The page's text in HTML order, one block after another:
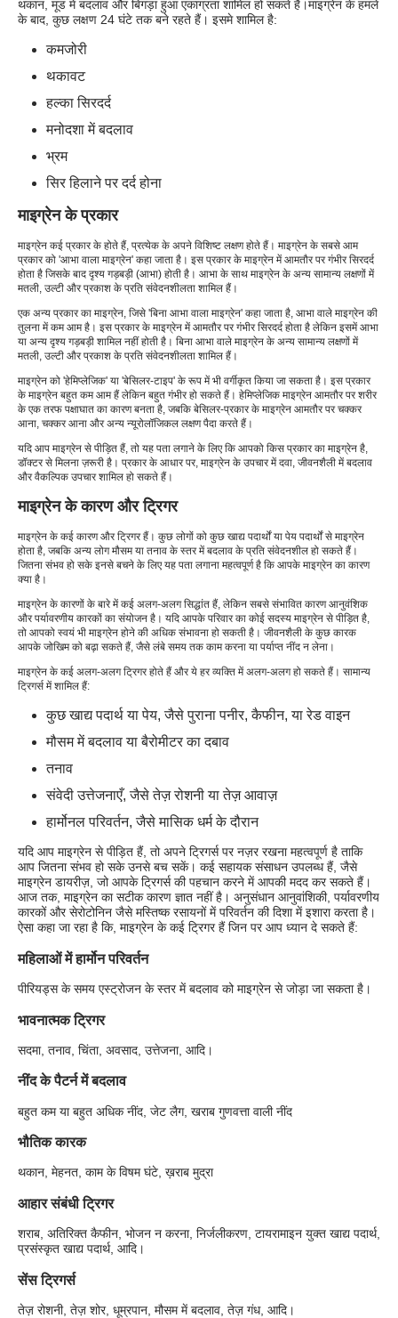
थकान, मूड में बदलाव और बिगड़ा हुआ एकाग्रता शामिल हो सकते हैं।माइग्रेन के हमले
के बाद, कुछ लक्षण 24 घंटे तक बने रहते हैं। इसमे शामिल है:
कमजोरी
थकावट
हल्का सिरदर्द
मनोदशा में बदलाव
भ्रम
सिर हिलाने पर दर्द होना
माइग्रेन के प्रकार
माइग्रेन कई प्रकार के होते हैं, प्रत्येक के अपने विशिष्ट लक्षण होते हैं। माइग्रेन के सबसे आम
प्रकार को 'आभा वाला माइग्रेन' कहा जाता है। इस प्रकार के माइग्रेन में आमतौर पर गंभीर सिरदर्द
होता है जिसके बाद दृश्य गड़बड़ी (आभा) होती है। आभा के साथ माइग्रेन के अन्य सामान्य लक्षणों में
मतली, उल्टी और प्रकाश के प्रति संवेदनशीलता शामिल हैं।
एक अन्य प्रकार का माइग्रेन, जिसे 'बिना आभा वाला माइग्रेन' कहा जाता है, आभा वाले माइग्रेन की
तुलना में कम आम है। इस प्रकार के माइग्रेन में आमतौर पर गंभीर सिरदर्द होता है लेकिन इसमें आभा
या अन्य दृश्य गड़बड़ी शामिल नहीं होती है। बिना आभा वाले माइग्रेन के अन्य सामान्य लक्षणों में
मतली, उल्टी और प्रकाश के प्रति संवेदनशीलता शामिल हैं।
माइग्रेन को 'हेमिप्लेजिक' या 'बेसिलर-टाइप' के रूप में भी वर्गीकृत किया जा सकता है। इस प्रकार
के माइग्रेन बहुत कम आम हैं लेकिन बहुत गंभीर हो सकते हैं। हेमिप्लेजिक माइग्रेन आमतौर पर शरीर
के एक तरफ पक्षाघात का कारण बनता है, जबकि बेसिलर-प्रकार के माइग्रेन आमतौर पर चक्कर
आना, चक्कर आना और अन्य न्यूरोलॉजिकल लक्षण पैदा करते हैं।
यदि आप माइग्रेन से पीड़ित हैं, तो यह पता लगाने के लिए कि आपको किस प्रकार का माइग्रेन है,
डॉक्टर से मिलना ज़रूरी है। प्रकार के आधार पर, माइग्रेन के उपचार में दवा, जीवनशैली में बदलाव
और वैकल्पिक उपचार शामिल हो सकते हैं।
माइग्रेन के कारण और ट्रिगर
माइग्रेन के कई कारण और ट्रिगर हैं। कुछ लोगों को कुछ खाद्य पदार्थों या पेय पदार्थों से माइग्रेन
होता है, जबकि अन्य लोग मौसम या तनाव के स्तर में बदलाव के प्रति संवेदनशील हो सकते हैं।
जितना संभव हो सके इनसे बचने के लिए यह पता लगाना महत्वपूर्ण है कि आपके माइग्रेन का कारण
क्या है।
माइग्रेन के कारणों के बारे में कई अलग-अलग सिद्धांत हैं, लेकिन सबसे संभावित कारण आनुवंशिक
और पर्यावरणीय कारकों का संयोजन है। यदि आपके परिवार का कोई सदस्य माइग्रेन से पीड़ित है,
तो आपको स्वयं भी माइग्रेन होने की अधिक संभावना हो सकती है। जीवनशैली के कुछ कारक
आपके जोखिम को बढ़ा सकते हैं, जैसे लंबे समय तक काम करना या पर्याप्त नींद न लेना।
माइग्रेन के कई अलग-अलग ट्रिगर होते हैं और ये हर व्यक्ति में अलग-अलग हो सकते हैं। सामान्य
ट्रिगर्स में शामिल हैं:
कुछ खाद्य पदार्थ या पेय, जैसे पुराना पनीर, कैफीन, या रेड वाइन
मौसम में बदलाव या बैरोमीटर का दबाव
तनाव
संवेदी उत्तेजनाएँ, जैसे तेज़ रोशनी या तेज़ आवाज़
हार्मोनल परिवर्तन, जैसे मासिक धर्म के दौरान
यदि आप माइग्रेन से पीड़ित हैं, तो अपने ट्रिगर्स पर नज़र रखना महत्वपूर्ण है ताकि
आप जितना संभव हो सके उनसे बच सकें। कई सहायक संसाधन उपलब्ध हैं, जैसे
माइग्रेन डायरीज़, जो आपके ट्रिगर्स की पहचान करने में आपकी मदद कर सकते हैं।
आज तक, माइग्रेन का सटीक कारण ज्ञात नहीं है। अनुसंधान आनुवांशिकी, पर्यावरणीय
कारकों और सेरोटोनिन जैसे मस्तिष्क रसायनों में परिवर्तन की दिशा में इशारा करता है।
ऐसा कहा जा रहा है कि, माइग्रेन के कई ट्रिगर हैं जिन पर आप ध्यान दे सकते हैं:
महिलाओं में हार्मोन परिवर्तन
पीरियड्स के समय एस्ट्रोजन के स्तर में बदलाव को माइग्रेन से जोड़ा जा सकता है।
भावनात्मक ट्रिगर
सदमा, तनाव, चिंता, अवसाद, उत्तेजना, आदि।
नींद के पैटर्न में बदलाव
बहुत कम या बहुत अधिक नींद, जेट लैग, खराब गुणवत्ता वाली नींद
भौतिक कारक
थकान, मेहनत, काम के विषम घंटे, ख़राब मुद्रा
आहार संबंधी ट्रिगर
शराब, अतिरिक्त कैफीन, भोजन न करना, निर्जलीकरण, टायरामाइन युक्त खाद्य पदार्थ,
प्रसंस्कृत खाद्य पदार्थ, आदि।
सेंस ट्रिगर्स
तेज़ रोशनी, तेज़ शोर, धूम्रपान, मौसम में बदलाव, तेज़ गंध, आदि।